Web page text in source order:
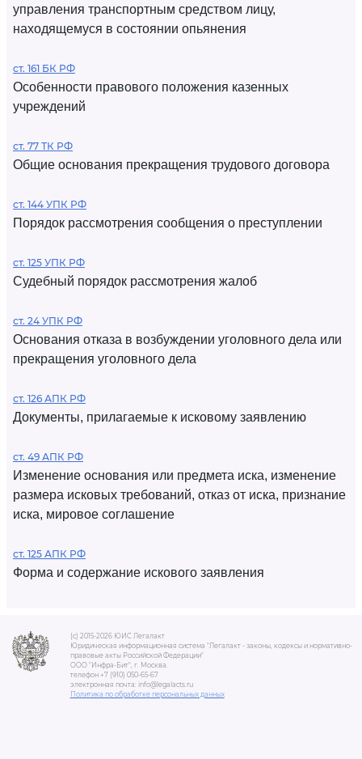
управления транспортным средством лицу,
находящемуся в состоянии опьянения
ст. 161 БК РФ
Особенности правового положения казенных
учреждений
ст. 77 ТК РФ
Общие основания прекращения трудового договора
ст. 144 УПК РФ
Порядок рассмотрения сообщения о преступлении
ст. 125 УПК РФ
Судебный порядок рассмотрения жалоб
ст. 24 УПК РФ
Основания отказа в возбуждении уголовного дела или
прекращения уголовного дела
ст. 126 АПК РФ
Документы, прилагаемые к исковому заявлению
ст. 49 АПК РФ
Изменение основания или предмета иска, изменение
размера исковых требований, отказ от иска, признание
иска, мировое соглашение
ст. 125 АПК РФ
Форма и содержание искового заявления
(c) 2015-2026 ЮИС Легалакт
Юридическая информационная система "Легалакт - законы, кодексы и нормативно-
правовые акты Российской Федерации"
ООО "Инфра-Бит", г. Москва.
телефон +7 (910) 050-65-67
электронная почта: info@legalacts.ru
Политика по обработке персональных данных